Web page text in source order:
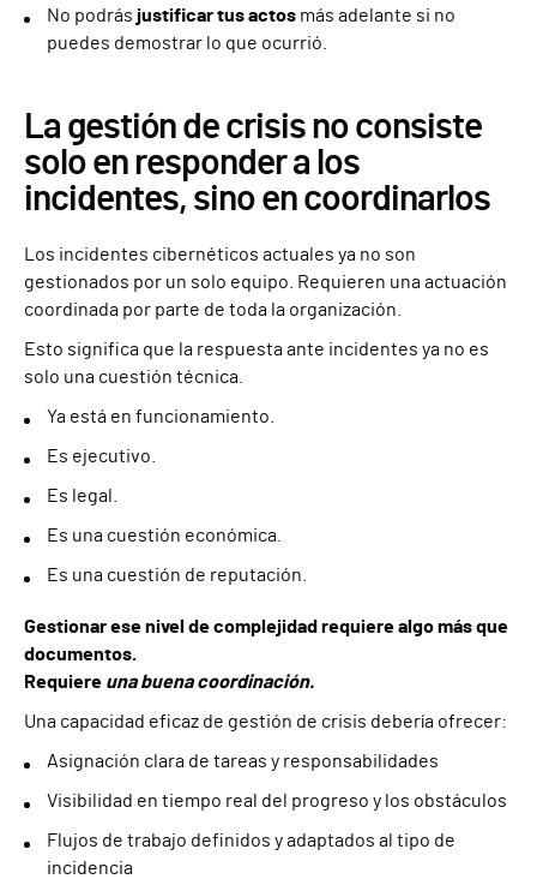
No podrás justificar tus actos más adelante si no
puedes demostrar lo que ocurrió.
La gestión de crisis no consiste
solo en responder a los
incidentes, sino en coordinarlos
Los incidentes cibernéticos actuales ya no son
gestionados por un solo equipo. Requieren una actuación
coordinada por parte de toda la organización.
Esto significa que la respuesta ante incidentes ya no es
solo una cuestión técnica.
Ya está en funcionamiento.
Es ejecutivo.
Es legal.
Es una cuestión económica.
Es una cuestión de reputación.
Gestionar ese nivel de complejidad requiere algo más que
documentos.
Requiere una buena coordinación.
Una capacidad eficaz de gestión de crisis debería ofrecer:
Asignación clara de tareas y responsabilidades
Visibilidad en tiempo real del progreso y los obstáculos
Flujos de trabajo definidos y adaptados al tipo de
incidencia